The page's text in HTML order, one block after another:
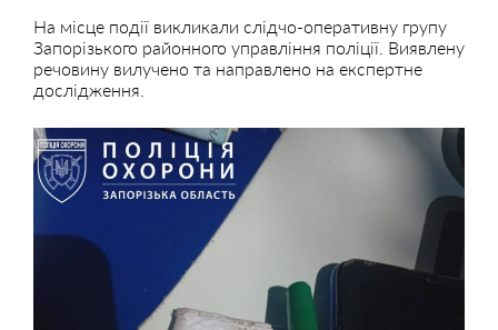
На місце події викликали слідчо-оперативну групу
Запорізького районного управління поліції. Виявлену
речовину вилучено та направлено на експертне
дослідження.